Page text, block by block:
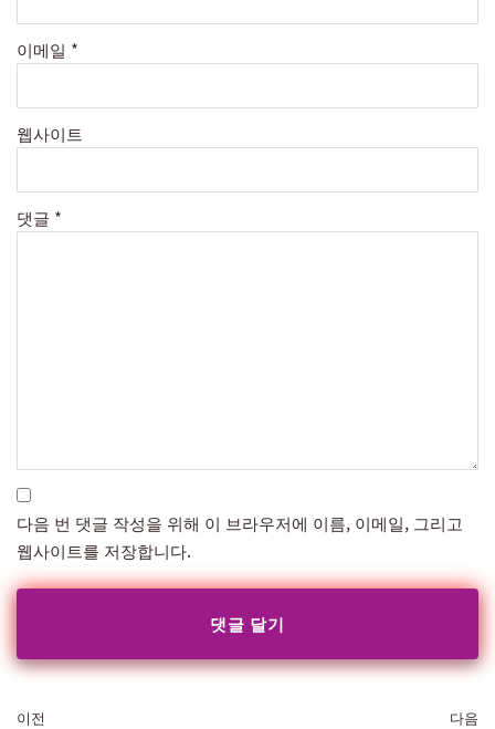
이메일 *
웹사이트
댓글 *
다음 번 댓글 작성을 위해 이 브라우저에 이름, 이메일, 그리고
웹사이트를 저장합니다.
이전 다음